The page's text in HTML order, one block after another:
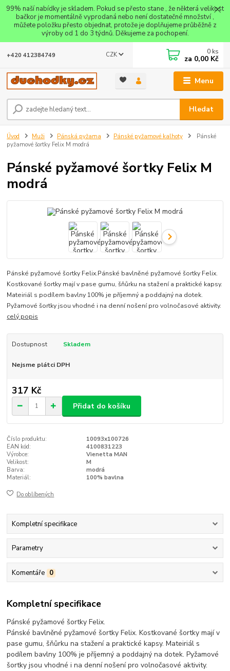
99% naší nabídky je skladem. Pokud se přesto stane , že některá velikost
bačkor je momentálně vyprodaná nebo není dostatečné množství ,
můžete položku přesto objednat, protože je doplňujeme průběžně z
výroby od 1 do 3 týdnů. Děkujeme za pochopení.
Menu
CZK
Hledat
+420 412384749 0 ks
za 0,00 Kč
Úvod Muži Pánská pyžama Pánské pyžamové kalhoty
Pánské
pyžamové šortky Felix M modrá
Pánské pyžamové šortky Felix M
modrá
Pánské pyžamové šortky Felix.Pánské bavlněné pyžamové šortky Felix.
Kostkované šortky mají v pase gumu, šňůrku na stažení a praktické kapsy.
Mateiriál s podílem bavlny 100% je příjemný a poddajný na dotek.
Pyžamové šortky jsou vhodné i na denní nošení pro volnočasové aktivity.
celý popis
Dostupnost Skladem
Nejsme plátci DPH
317 Kč
Přidat do košíku
Číslo produktu:
10093x100726
EAN kód:
4100831223
Výrobce:
Vienetta MAN
Velikost:
M
Barva:
modrá
Materiál:
100% bavlna
Do oblíbených
Kompletní specifikace
Parametry
Komentáře 0
Kompletní specifikace
Pánské pyžamové šortky Felix.
Pánské bavlněné pyžamové šortky Felix. Kostkované šortky mají v
pase gumu, šňůrku na stažení a praktické kapsy. Mateiriál s
podílem bavlny 100% je příjemný a poddajný na dotek. Pyžamové
šortky jsou vhodné i na denní nošení pro volnočasové aktivity.